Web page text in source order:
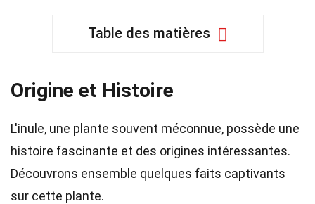
Table des matières
Origine et Histoire
L'inule, une plante souvent méconnue, possède une
histoire fascinante et des origines intéressantes.
Découvrons ensemble quelques faits captivants
sur cette plante.